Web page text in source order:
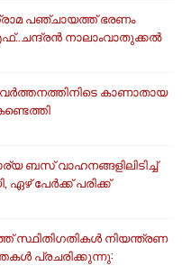
പഞ്ചായത്ത് ഭരണം
നാലാംവാതുക്കൽ
കാണാതായ
ബസ് വാഹനങ്ങളിലിടിച്ച്
ഏഴ് പേർക്ക് പരിക്ക്
സ്ഥിതിഗതികള്‍ നിയന്ത്രണ
പ്രചരിക്കുന്നു: